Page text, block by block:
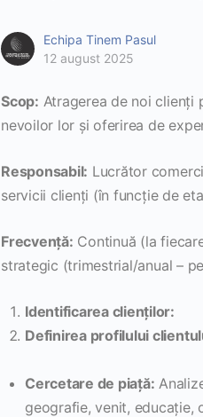
Echipa Tinem Pasul
12 august 2025
Scop: Atragerea de noi clienți
nevoilor lor și oferirea de
Responsabil: Lucrător
servicii clienți (în funcție de
Frecvență: Continuă (la
strategic (trimestrial/anual –
Identificarea clienților:
Definirea profilului
Cercetare de piață:
geografie, venit, educație,